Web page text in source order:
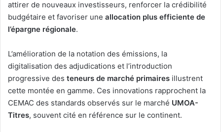
attirer de nouveaux investisseurs, renforcer la crédibilité
budgétaire et favoriser une allocation plus efficiente de
l’épargne régionale.
L’amélioration de la notation des émissions, la
digitalisation des adjudications et l’introduction
progressive des teneurs de marché primaires illustrent
cette montée en gamme. Ces innovations rapprochent la
CEMAC des standards observés sur le marché UMOA-
Titres, souvent cité en référence sur le continent.